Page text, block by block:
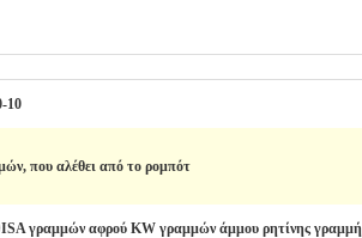
10
που αλέθει από το ρομπότ
γραμμών αφρού KW γραμμών άμμου ρητίνης γραμμή